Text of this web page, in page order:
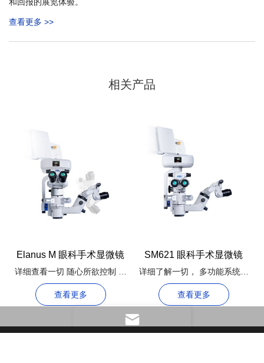
查看更多 >>
相关产品
Elanus M 眼科手术显微镜
详细查看一切 随心所欲控制 多
功能系统
查看更多
SM621 眼科手术显微镜
详细了解一切， 多功能系统提
供更好的体验
查看更多